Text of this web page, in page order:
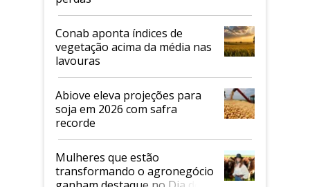
Conab aponta índices de
vegetação acima da média nas
lavouras
Abiove eleva projeções para
soja em 2026 com safra
recorde
Mulheres que estão
transformando o agronegócio